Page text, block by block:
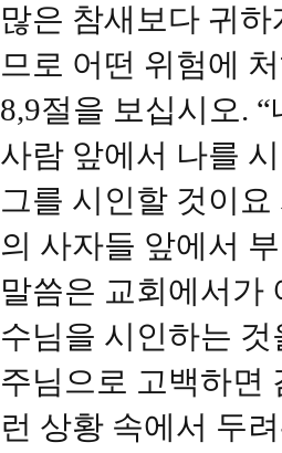
많은 참새보다 귀
므로 어떤 위험에
8,9절을 보십시오.
사람 앞에서 나를
그를 시인할 것이
의 사자들 앞에서
말씀은 교회에서가
수님을 시인하는
주님으로 고백하면
런 상황 속에서 두